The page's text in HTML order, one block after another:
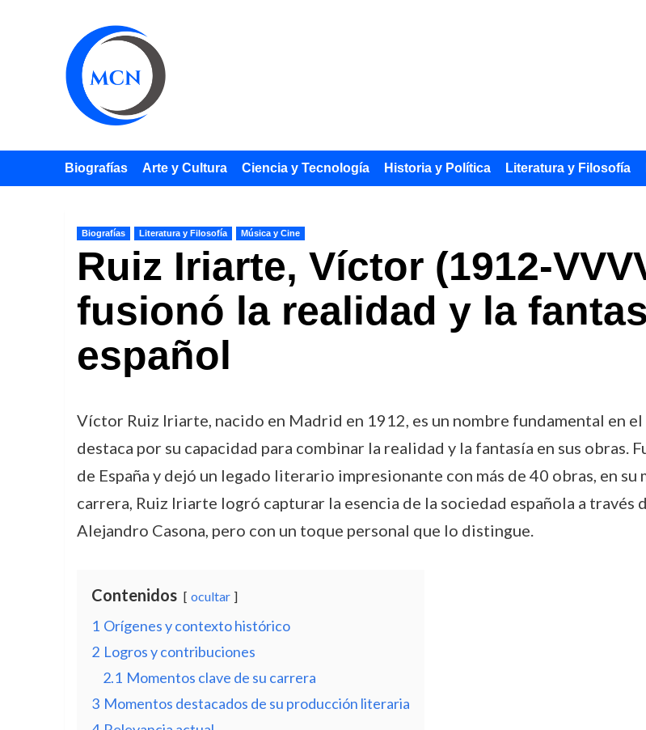
Biografías Arte y Cultura Ciencia y Tecnología Historia y Política Literatura y Filosofía
Biografías Literatura y Filosofía Música y Cine
Ruiz Iriarte, Víctor (1912-
fusionó la realidad y la
español
Víctor Ruiz Iriarte, nacido en Madrid en 1912, es un nombre fundamental en
destaca por su capacidad para combinar la realidad y la fantasía en sus obras.
de España y dejó un legado literario impresionante con más de 40 obras, en
carrera, Ruiz Iriarte logró capturar la esencia de la sociedad española a través
Alejandro Casona, pero con un toque personal que lo distingue.
Contenidos ocultar
1 Orígenes y contexto histórico
2 Logros y contribuciones
2.1 Momentos clave de su carrera
3 Momentos destacados de su producción literaria